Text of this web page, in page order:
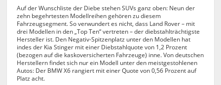
Auf der Wunschliste der Diebe stehen SUVs ganz oben: Neun der
zehn begehrtesten Modellreihen gehören zu diesem
Fahrzeugsegment. So verwundert es nicht, dass Land Rover – mit
drei Modellen in den „Top Ten“ vertreten – der diebstahlträchtigste
Hersteller ist. Den Negativ-Spitzenplatz unter den Modellen hat
indes der Kia Stinger mit einer Diebstahlquote von 1,2 Prozent
(bezogen auf die kaskoversicherten Fahrzeuge) inne. Von deutschen
Herstellern findet sich nur ein Modell unter den meistgestohlenen
Autos: Der BMW X6 rangiert mit einer Quote von 0,56 Prozent auf
Platz acht.